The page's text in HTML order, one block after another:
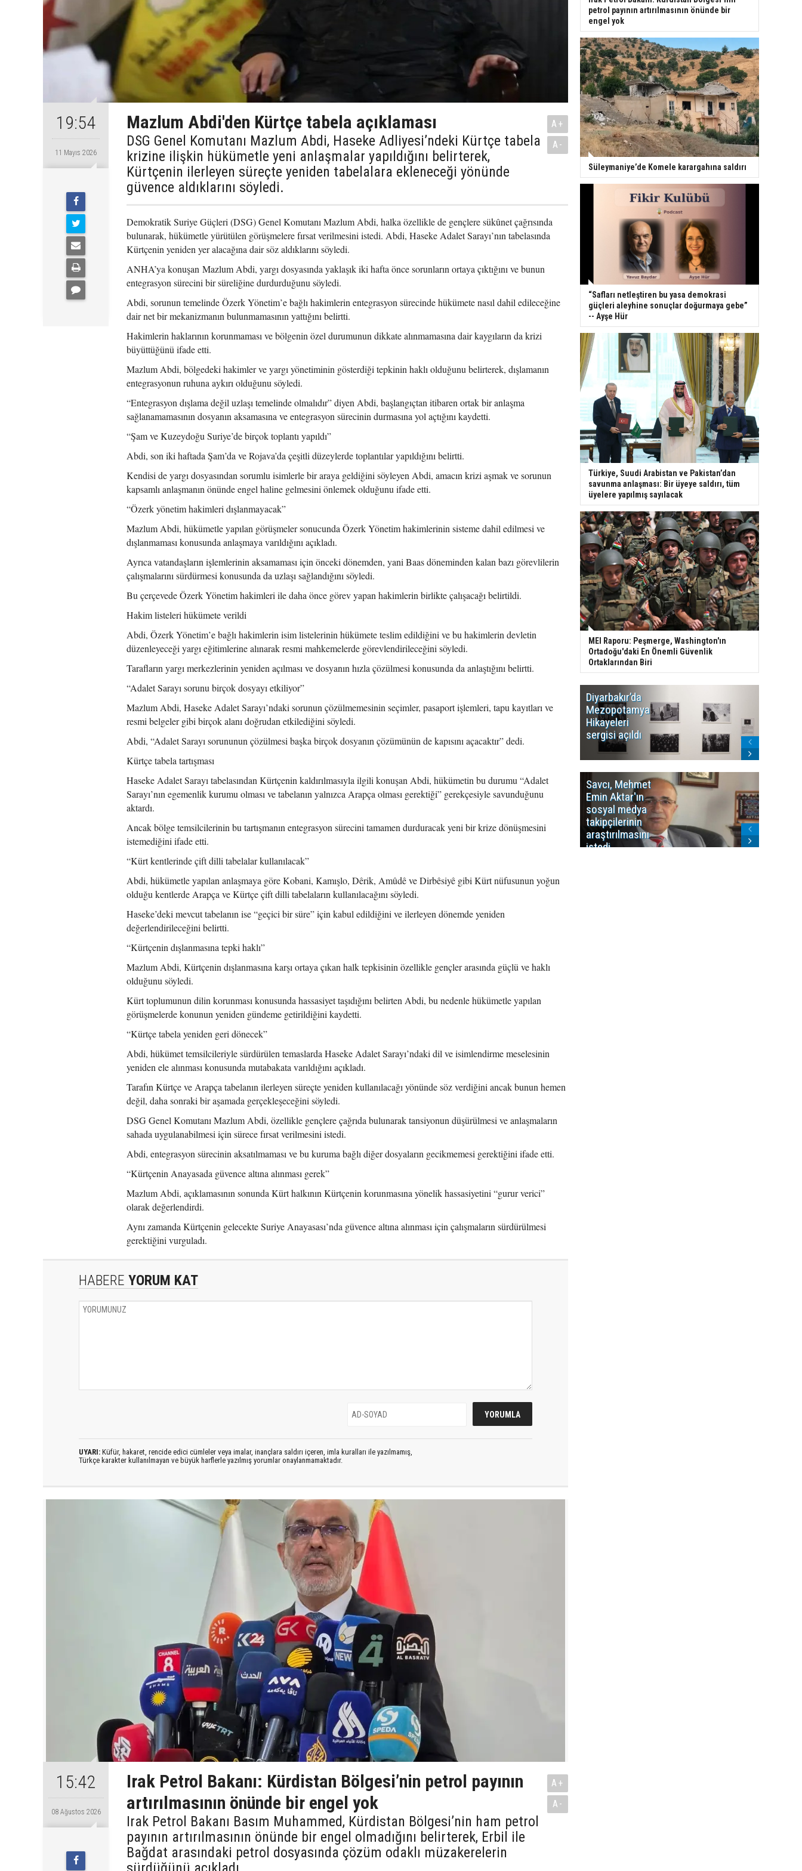
19:54
11 Mayıs 2026
Mazlum Abdi'den Kürtçe tabela açıklaması
DSG Genel Komutanı Mazlum Abdi, Haseke Adliyesi’ndeki Kürtçe tabela
krizine ilişkin hükümetle yeni anlaşmalar yapıldığını belirterek,
Kürtçenin ilerleyen süreçte yeniden tabelalara ekleneceği yönünde
güvence aldıklarını söyledi.
A+
A-
Demokratik Suriye Güçleri (DSG) Genel Komutanı Mazlum Abdi, halka özellikle de gençlere sükûnet çağrısında
bulunarak, hükümetle yürütülen görüşmelere fırsat verilmesini istedi. Abdi, Haseke Adalet Sarayı’nın tabelasında
Kürtçenin yeniden yer alacağına dair söz aldıklarını söyledi.
ANHA’ya konuşan Mazlum Abdi, yargı dosyasında yaklaşık iki hafta önce sorunların ortaya çıktığını ve bunun
entegrasyon sürecini bir süreliğine durdurduğunu söyledi.
Abdi, sorunun temelinde Özerk Yönetim’e bağlı hakimlerin entegrasyon sürecinde hükümete nasıl dahil edileceğine
dair net bir mekanizmanın bulunmamasının yattığını belirtti.
Hakimlerin haklarının korunmaması ve bölgenin özel durumunun dikkate alınmamasına dair kaygıların da krizi
büyüttüğünü ifade etti.
Mazlum Abdi, bölgedeki hakimler ve yargı yönetiminin gösterdiği tepkinin haklı olduğunu belirterek, dışlamanın
entegrasyonun ruhuna aykırı olduğunu söyledi.
“Entegrasyon dışlama değil uzlaşı temelinde olmalıdır” diyen Abdi, başlangıçtan itibaren ortak bir anlaşma
sağlanamamasının dosyanın aksamasına ve entegrasyon sürecinin durmasına yol açtığını kaydetti.
“Şam ve Kuzeydoğu Suriye’de birçok toplantı yapıldı”
Abdi, son iki haftada Şam’da ve Rojava’da çeşitli düzeylerde toplantılar yapıldığını belirtti.
Kendisi de yargı dosyasından sorumlu isimlerle bir araya geldiğini söyleyen Abdi, amacın krizi aşmak ve sorunun
kapsamlı anlaşmanın önünde engel haline gelmesini önlemek olduğunu ifade etti.
“Özerk yönetim hakimleri dışlanmayacak”
Mazlum Abdi, hükümetle yapılan görüşmeler sonucunda Özerk Yönetim hakimlerinin sisteme dahil edilmesi ve
dışlanmaması konusunda anlaşmaya varıldığını açıkladı.
Ayrıca vatandaşların işlemlerinin aksamaması için önceki dönemden, yani Baas döneminden kalan bazı görevlilerin
çalışmalarını sürdürmesi konusunda da uzlaşı sağlandığını söyledi.
Bu çerçevede Özerk Yönetim hakimleri ile daha önce görev yapan hakimlerin birlikte çalışacağı belirtildi.
Hakim listeleri hükümete verildi
Abdi, Özerk Yönetim’e bağlı hakimlerin isim listelerinin hükümete teslim edildiğini ve bu hakimlerin devletin
düzenleyeceği yargı eğitimlerine alınarak resmi mahkemelerde görevlendirileceğini söyledi.
Tarafların yargı merkezlerinin yeniden açılması ve dosyanın hızla çözülmesi konusunda da anlaştığını belirtti.
“Adalet Sarayı sorunu birçok dosyayı etkiliyor”
Mazlum Abdi, Haseke Adalet Sarayı’ndaki sorunun çözülmemesinin seçimler, pasaport işlemleri, tapu kayıtları ve
resmi belgeler gibi birçok alanı doğrudan etkilediğini söyledi.
Abdi, “Adalet Sarayı sorununun çözülmesi başka birçok dosyanın çözümünün de kapısını açacaktır” dedi.
Kürtçe tabela tartışması
Haseke Adalet Sarayı tabelasından Kürtçenin kaldırılmasıyla ilgili konuşan Abdi, hükümetin bu durumu “Adalet
Sarayı’nın egemenlik kurumu olması ve tabelanın yalnızca Arapça olması gerektiği” gerekçesiyle savunduğunu
aktardı.
Ancak bölge temsilcilerinin bu tartışmanın entegrasyon sürecini tamamen durduracak yeni bir krize dönüşmesini
istemediğini ifade etti.
“Kürt kentlerinde çift dilli tabelalar kullanılacak”
Abdi, hükümetle yapılan anlaşmaya göre Kobani, Kamışlo, Dêrik, Amûdê ve Dirbêsiyê gibi Kürt nüfusunun yoğun
olduğu kentlerde Arapça ve Kürtçe çift dilli tabelaların kullanılacağını söyledi.
Haseke’deki mevcut tabelanın ise “geçici bir süre” için kabul edildiğini ve ilerleyen dönemde yeniden
değerlendirileceğini belirtti.
“Kürtçenin dışlanmasına tepki haklı”
Mazlum Abdi, Kürtçenin dışlanmasına karşı ortaya çıkan halk tepkisinin özellikle gençler arasında güçlü ve haklı
olduğunu söyledi.
Kürt toplumunun dilin korunması konusunda hassasiyet taşıdığını belirten Abdi, bu nedenle hükümetle yapılan
görüşmelerde konunun yeniden gündeme getirildiğini kaydetti.
“Kürtçe tabela yeniden geri dönecek”
Abdi, hükümet temsilcileriyle sürdürülen temaslarda Haseke Adalet Sarayı’ndaki dil ve isimlendirme meselesinin
yeniden ele alınması konusunda mutabakata varıldığını açıkladı.
Tarafın Kürtçe ve Arapça tabelanın ilerleyen süreçte yeniden kullanılacağı yönünde söz verdiğini ancak bunun hemen
değil, daha sonraki bir aşamada gerçekleşeceğini söyledi.
DSG Genel Komutanı Mazlum Abdi, özellikle gençlere çağrıda bulunarak tansiyonun düşürülmesi ve anlaşmaların
sahada uygulanabilmesi için sürece fırsat verilmesini istedi.
Abdi, entegrasyon sürecinin aksatılmaması ve bu kuruma bağlı diğer dosyaların gecikmemesi gerektiğini ifade etti.
“Kürtçenin Anayasada güvence altına alınması gerek”
Mazlum Abdi, açıklamasının sonunda Kürt halkının Kürtçenin korunmasına yönelik hassasiyetini “gurur verici”
olarak değerlendirdi.
Aynı zamanda Kürtçenin gelecekte Suriye Anayasası’nda güvence altına alınması için çalışmaların sürdürülmesi
gerektiğini vurguladı.
HABERE YORUM KAT
UYARI: Küfür, hakaret, rencide edici cümleler veya imalar, inançlara saldırı içeren, imla kuralları ile yazılmamış,
Türkçe karakter kullanılmayan ve büyük harflerle yazılmış yorumlar onaylanmamaktadır.
15:42
08 Ağustos 2026
Irak Petrol Bakanı: Kürdistan Bölgesi’nin petrol payının
artırılmasının önünde bir engel yok
Irak Petrol Bakanı Basım Muhammed, Kürdistan Bölgesi’nin ham petrol
payının artırılmasının önünde bir engel olmadığını belirterek, Erbil ile
Bağdat arasındaki petrol dosyasında çözüm odaklı müzakerelerin
A+
A-
petrol payının artırılmasının önünde bir
engel yok
Süleymaniye’de Komele karargahına saldırı
“Safları netleştiren bu yasa demokrasi
güçleri aleyhine sonuçlar doğurmaya gebe”
-- Ayşe Hür
Türkiye, Suudi Arabistan ve Pakistan’dan
savunma anlaşması: Bir üyeye saldırı, tüm
üyelere yapılmış sayılacak
MEI Raporu: Peşmerge, Washington'ın
Ortadoğu'daki En Önemli Güvenlik
Ortaklarından Biri
Diyarbakır’da
Mezopotamya
Hikayeleri
sergisi açıldı
Savcı, Mehmet
Emin Aktar'ın
sosyal medya
takipçilerinin
araştırılmasını
istedi